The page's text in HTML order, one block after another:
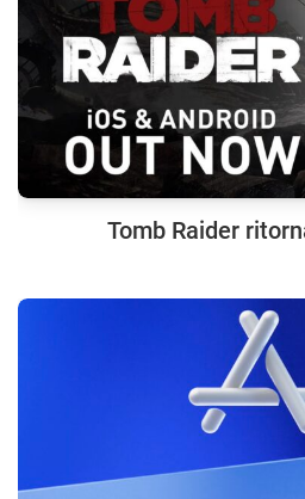
Tomb Raider